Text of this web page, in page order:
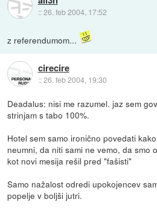
::26. feb 2004, 17:52
z referendumom...
cirecire
::26. feb 2004, 19:30
Deadalus: nisi me razumel. jaz sem
strinjam s tabo 100%.
Hotel sem samo ironično povedati
neumni, da niti sami ne vemo, da smo
kot novi mesija rešil pred "fašisti"
Samo nažalost odredi upokojencev
popelje v boljši jutri.